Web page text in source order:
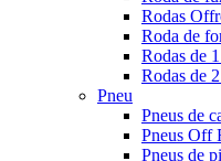
Rodas
Roda de
Rodas de
Rodas de
Pneu
Pneus de
Pneus Off
Pneus de